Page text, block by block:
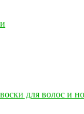
для волос и